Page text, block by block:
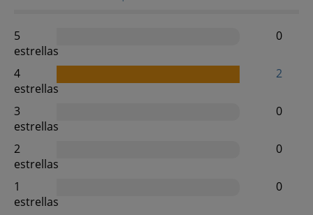
5
estrellas
0
4
estrellas
2
3
estrellas
0
2
estrellas
0
1
estrellas
0